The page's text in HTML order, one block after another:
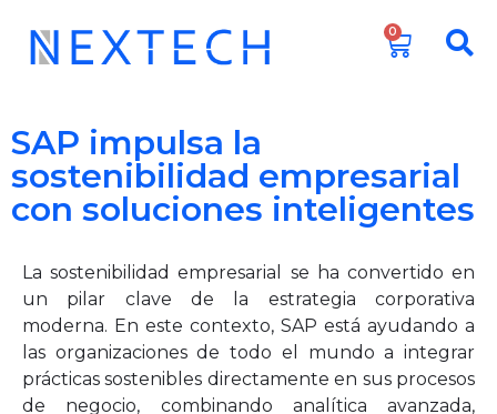
0
SAP impulsa la
sostenibilidad empresarial
con soluciones inteligentes
La sostenibilidad empresarial se ha convertido en
un pilar clave de la estrategia corporativa
moderna. En este contexto, SAP está ayudando a
las organizaciones de todo el mundo a integrar
prácticas sostenibles directamente en sus procesos
de negocio, combinando analítica avanzada,